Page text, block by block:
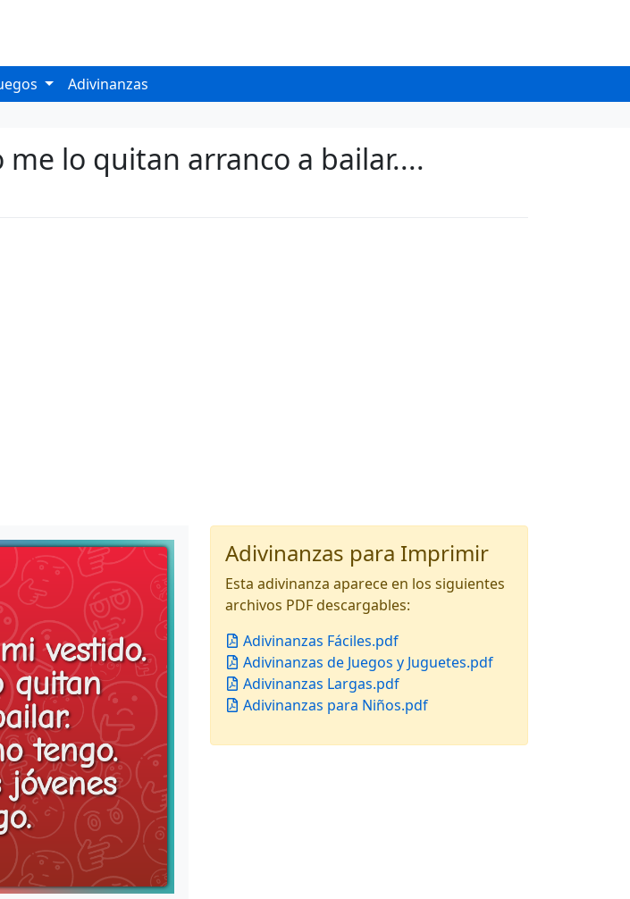
Adivinanzas
lo quitan arranco a bailar....
Adivinanzas para Imprimir
Esta adivinanza aparece en los siguientes
archivos PDF descargables:
Adivinanzas Fáciles.pdf
Adivinanzas de Juegos y Juguetes.pdf
Adivinanzas Largas.pdf
Adivinanzas para Niños.pdf